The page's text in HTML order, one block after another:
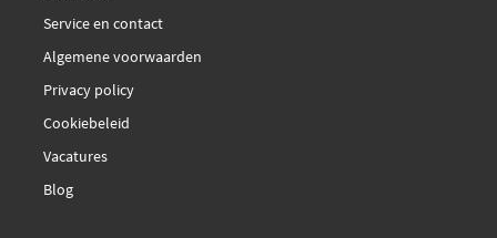
Service en contact
Algemene voorwaarden
Privacy policy
Cookiebeleid
Vacatures
Blog